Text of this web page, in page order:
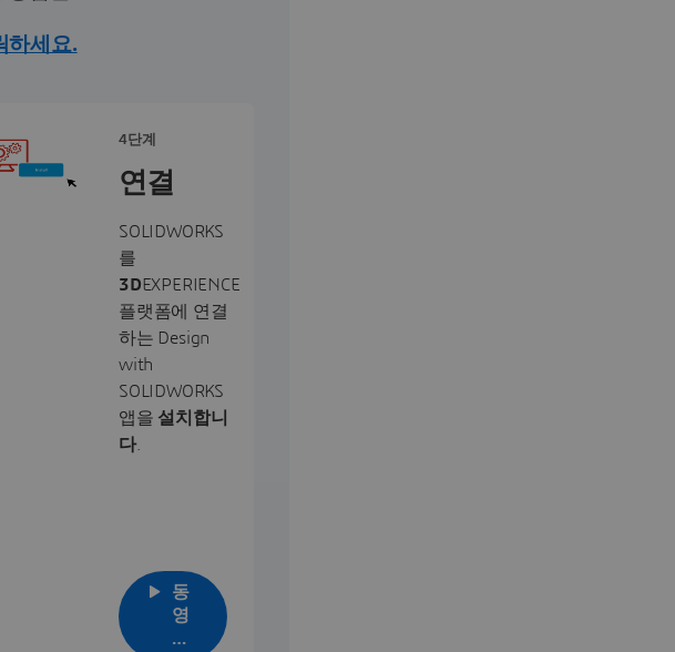
하세요.
4단계
연결
SOLIDWORKS
를
3DEXPERIENCE
플랫폼에 연결
하는 Design
with
SOLIDWORKS
앱을 설치합니
다.
동
영
상